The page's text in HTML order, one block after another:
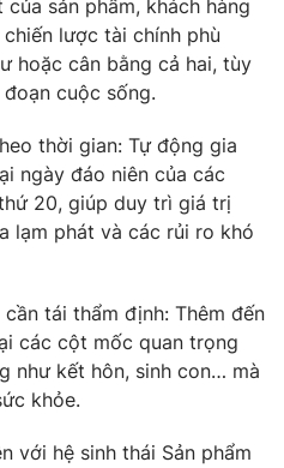
Infographic
Shorts video
VTV Thể thao
Bất động sản
Vươn mình bằng AI
sản phẩm, khách hàng
lược tài chính phù
hoặc cân bằng cả hai, tùy
cuộc sống.
thời gian: Tự động gia
ngày đáo niên của các
20, giúp duy trì giá trị
lạm phát và các rủi ro khó
tái thẩm định: Thêm đến
các cột mốc quan trọng
như kết hôn, sinh con… mà
khỏe.
với hệ sinh thái Sản phẩm